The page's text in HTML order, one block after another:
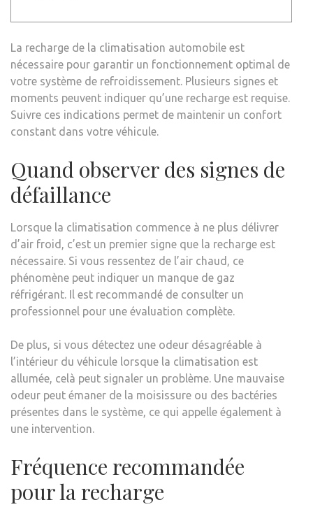
La recharge de la climatisation automobile est
nécessaire pour garantir un fonctionnement optimal de
votre système de refroidissement. Plusieurs signes et
moments peuvent indiquer qu’une recharge est requise.
Suivre ces indications permet de maintenir un confort
constant dans votre véhicule.
Quand observer des signes de
défaillance
Lorsque la climatisation commence à ne plus délivrer
d’air froid, c’est un premier signe que la recharge est
nécessaire. Si vous ressentez de l’air chaud, ce
phénomène peut indiquer un manque de gaz
réfrigérant. Il est recommandé de consulter un
professionnel pour une évaluation complète.
De plus, si vous détectez une odeur désagréable à
l’intérieur du véhicule lorsque la climatisation est
allumée, celà peut signaler un problème. Une mauvaise
odeur peut émaner de la moisissure ou des bactéries
présentes dans le système, ce qui appelle également à
une intervention.
Fréquence recommandée
pour la recharge